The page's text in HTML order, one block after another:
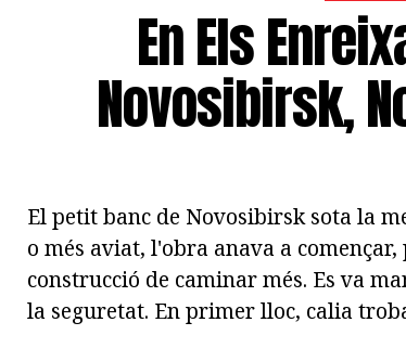
En Els
Novosibirsk,
El petit banc de Novosibirsk sota la
o més aviat, l'obra anava a
construcció de caminar més. Es va
la seguretat. En primer lloc, calia